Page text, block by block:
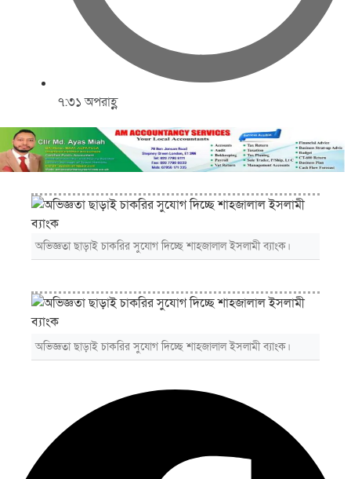
৭:৩১ অপরাহ্ণ
অভিজ্ঞতা ছাড়াই চাকরির সুযোগ দিচ্ছে শাহজালাল ইসলামী ব্যাংক।
অভিজ্ঞতা ছাড়াই চাকরির সুযোগ দিচ্ছে শাহজালাল ইসলামী ব্যাংক।